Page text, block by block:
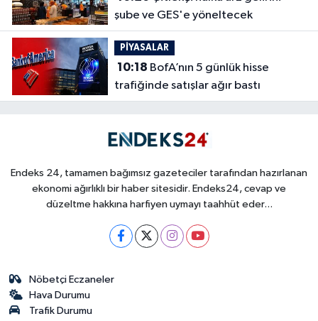
şube ve GES'e yöneltecek
PİYASALAR
10:18
trafiğinde satışlar ağır bastı
Endeks 24, tamamen bağımsız gazeteciler tarafından hazırlanan
ekonomi ağırlıklı bir haber sitesidir. Endeks24, cevap ve
düzeltme hakkına harfiyen uymayı taahhüt eder...
Nöbetçi Eczaneler
Hava Durumu
Trafik Durumu